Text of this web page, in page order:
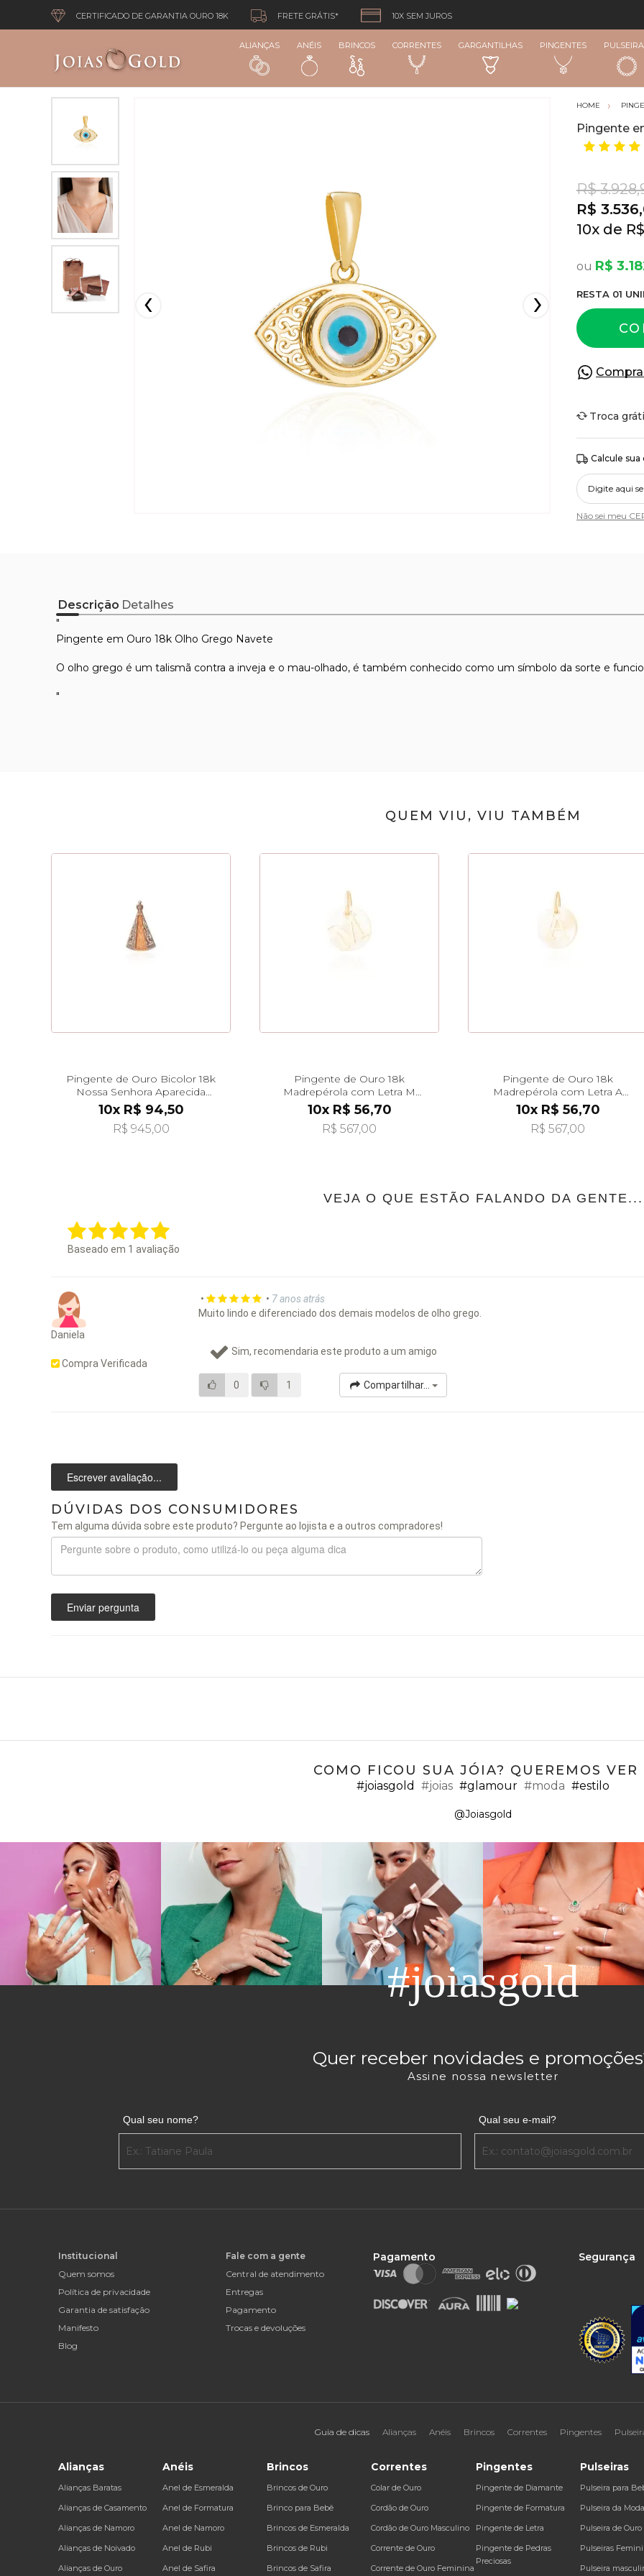
CERTIFICADO DE GARANTIA OURO 18K FRETE GRÁTIS* 10X SEM JUROS
ALIANÇAS ANÉIS BRINCOS CORRENTES GARGANTILHAS PINGENTES
Pingente
R$
R$
10x
R$
RESTA 01
Troca
Calcule
Não sei meu
Descrição Detalhes
"
Pingente em Ouro 18k Olho Grego Navete
O olho grego é um talismã contra a inveja e o mau-olhado, é também conhecido como um símbolo da sorte e
"
QUEM VIU, VIU TAMBÉM
Pingente de Ouro Bicolor 18k
Nossa Senhora Aparecida
pi21085
10x R$ 94,50
R$ 945,00
Pingente de Ouro 18k
Madrepérola com Letra M
Pendurada pi24479
10x R$ 56,70
R$ 567,00
Pingente de Ouro 18k
Madrepérola com Letra A
Pendurada pi24475
10x R$ 56,70
R$ 567,00
VEJA O QUE ESTÃO FALANDO DA GENTE...
Baseado em 1 avaliação
Daniela
Compra Verificada
• • 7 anos atrás
Muito lindo e diferenciado dos demais modelos de olho grego.
Sim, recomendaria este produto a um amigo
0 1 Compartilhar...
Escrever avaliação...
DÚVIDAS DOS CONSUMIDORES
Tem alguma dúvida sobre este produto? Pergunte ao lojista e a outros compradores!
Enviar pergunta
COMO FICOU SUA JÓIA? QUEREMOS VER
#joiasgold #joias #glamour #moda #estilo
@Joiasgold
#joiasgold
Quer receber novidades e
Assine nossa newsletter
Qual seu nome? Qual seu e-mail?
Institucional
Quem somos
Política de privacidade
Garantia de satisfação
Manifesto
Blog
Fale com a gente
Central de atendimento
Entregas
Pagamento
Trocas e devoluções
Pagamento Segurança
Guia de dicas Alianças Anéis Brincos Correntes Pingentes
Alianças
Alianças Baratas
Alianças de Casamento
Alianças de Namoro
Alianças de Noivado
Alianças de Ouro
Anéis
Anel de Esmeralda
Anel de Formatura
Anel de Namoro
Anel de Rubi
Anel de Safira
Brincos
Brincos de Ouro
Brinco para Bebê
Brincos de Esmeralda
Brincos de Rubi
Brincos de Safira
Correntes
Colar de Ouro
Cordão de Ouro
Cordão de Ouro Masculino
Corrente de Ouro
Corrente de Ouro Feminina
Pingentes
Pingente de Diamante
Pingente de Formatura
Pingente de Letra
Pingente de Pedras
Preciosas
Pulseiras
Pulseira para
Pulseira da Moda
Pulseira de Ouro
Pulseiras
Pulseira